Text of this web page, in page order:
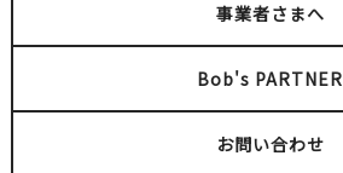
事業者さまへ
Bob's PARTNER
お問い合わせ